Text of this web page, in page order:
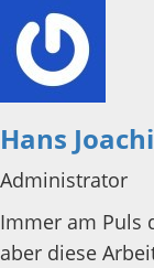
Hans
Administrator
Immer am Puls
aber diese